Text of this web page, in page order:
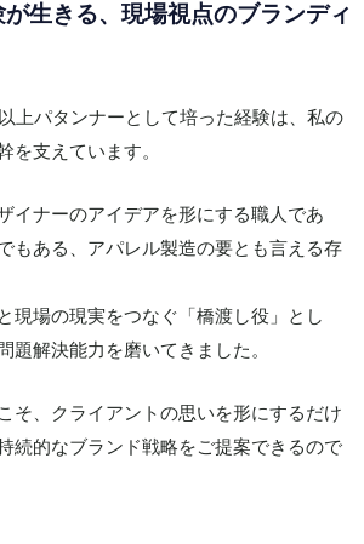
生きる、現場視点のブランディ
上パタンナーとして培った経験は、私の
を支えています。
イナーのアイデアを形にする職人であ
もある、アパレル製造の要とも言える存
現場の現実をつなぐ「橋渡し役」とし
題解決能力を磨いてきました。
そ、クライアントの思いを形にするだけ
続的なブランド戦略をご提案できるので